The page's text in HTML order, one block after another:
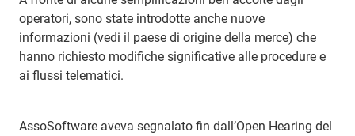
operatori, sono state introdotte anche nuove
informazioni (vedi il paese di origine della merce) che
hanno richiesto modifiche significative alle procedure e
ai flussi telematici.
AssoSoftware aveva segnalato fin dall’Open Hearing del